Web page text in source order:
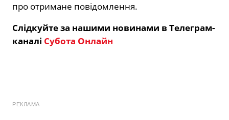
про отримане повідомлення.
Слідкуйте за нашими новинами в Телеграм-
каналі Субота Онлайн
РЕКЛАМА